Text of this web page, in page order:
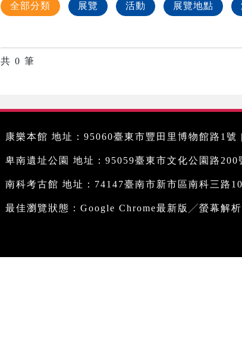
全部分類 展覽 活動 展覽地點
共 0 筆
康樂本館 地址：95060臺東市豐田里博物館路1號
卑南遺址公園 地址：95059臺東市文化公園路
南科考古館 地址：74147臺南市新市區南科三路
最佳瀏覽狀態：Google Chrome最新版╱螢幕解